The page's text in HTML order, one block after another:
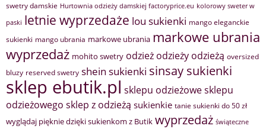
swetry damskie Hurtownia odzieży damskiej factoryprice.eu kolorowy sweter w
paski letnie wyprzedaże lou sukienki mango eleganckie
sukienki mango ubrania markowe ubrania markowe ubrania
wyprzedaż mohito swetry odzież odzieży odzieżą oversized
bluzy reserved swetry shein sukienki sinsay sukienki
sklep ebutik.pl sklepu odzieżowesklepu
odzieżowego sklep z odzieżą sukienkie tanie sukienki do 50 zł
wyglądaj pięknie dzięki sukienkom z Butik wyprzedaż świąteczne